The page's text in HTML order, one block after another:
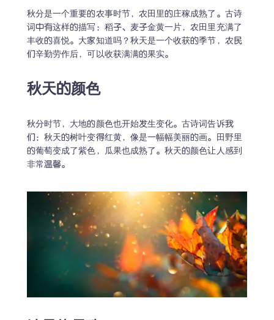
秋分是一个重要的农事时节，农田里的庄稼成熟了。古诗
词中有这样的描写：稻子、麦子金黄一片，农田里充满了
丰收的喜悦。大家知道吗？秋天是一个收获的季节，农民
们辛勤劳作后，可以收获满满的果实。
秋天的颜色
秋分时节，大地的颜色也开始发生变化。古诗词告诉我
们：秋天的树叶变得红黄，像是一幅幅美丽的画。田野里
的葡萄变成了紫色，瓜果也成熟了。秋天的颜色让人感到
非常温馨。